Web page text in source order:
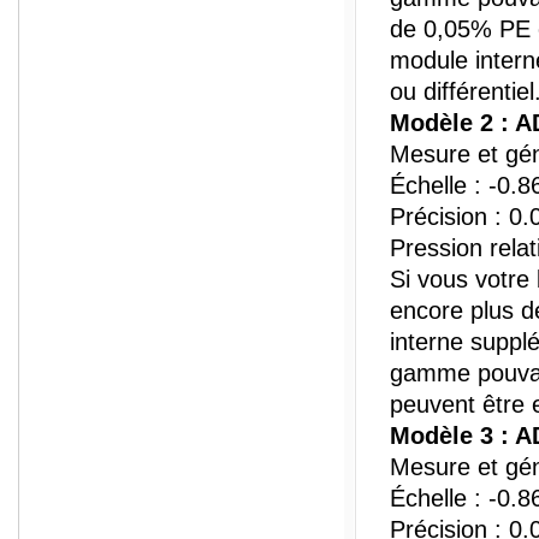
de 0,05% PE
module
ou
Modèle 2 :
Mesure et
Échelle : -
Précision :
Pression
Si vous votre
encore plus
interne
gamme
peuvent être
Modèle 3 :
Mesure et
Échelle : -
Précision :